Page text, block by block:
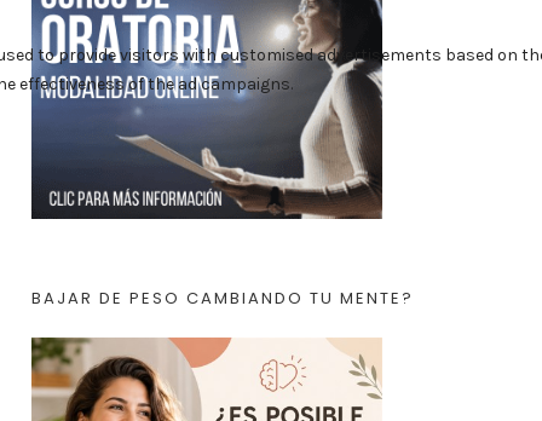
BAJAR DE PESO CAMBIANDO TU MENTE?